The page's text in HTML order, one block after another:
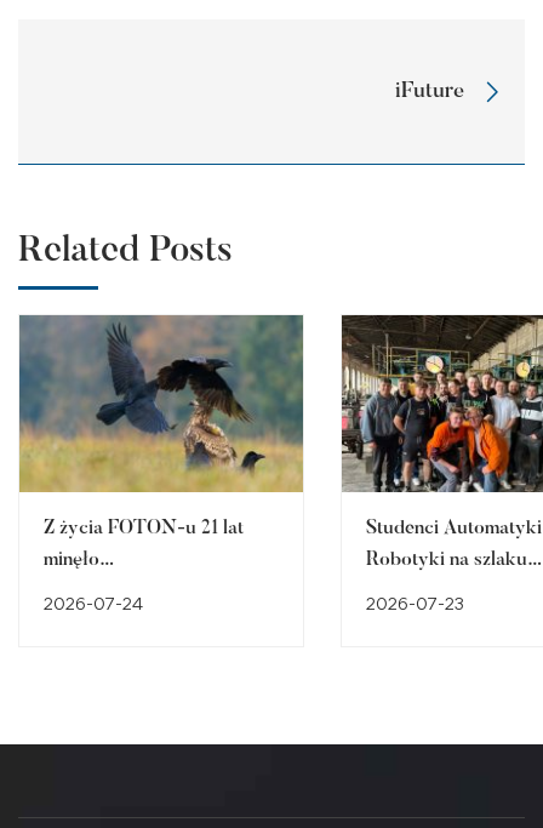
iFuture
Related Posts
Z życia FOTON-u 21 lat
minęło…
2026-07-24
Studenci
Robotyki na szlaku
2026-07-23